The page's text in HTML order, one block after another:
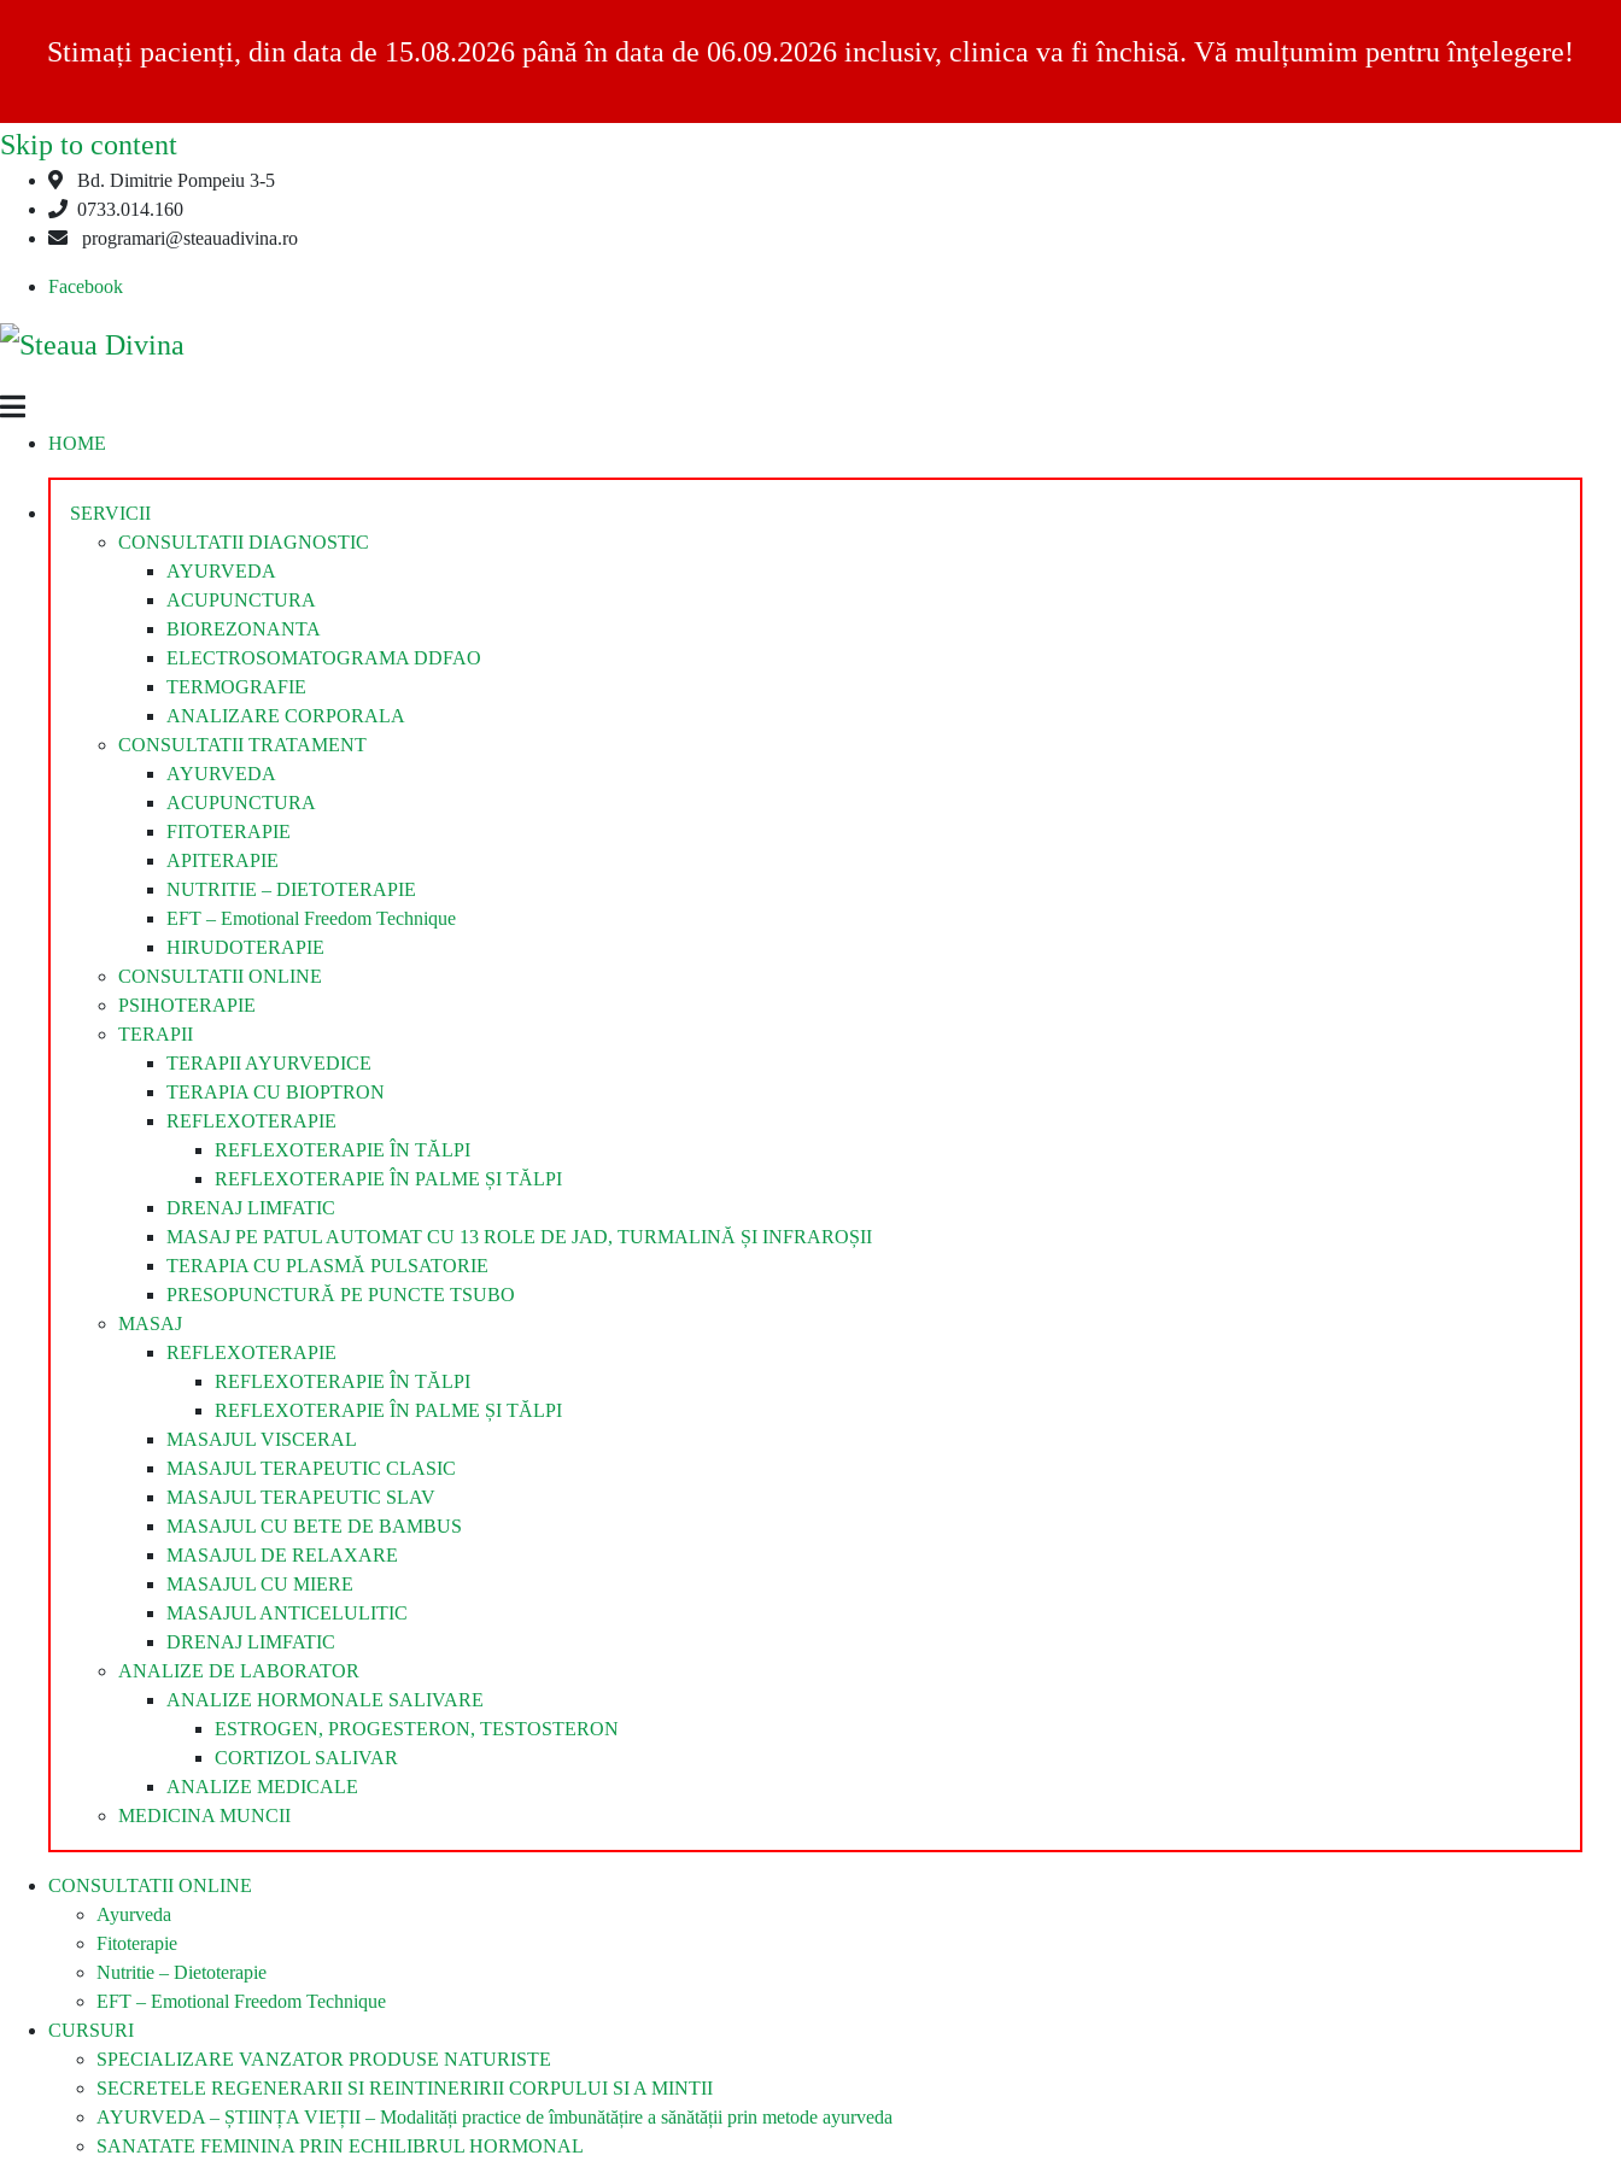
Stimați pacienți, din data de 15.08.2026 până în data de 06.09.2026 inclusiv, clinica va fi închisă. Vă mulțumim pentru înţelegere!
Skip to content
Bd. Dimitrie Pompeiu 3-5
0733.014.160
programari@steauadivina.ro
Facebook
Steaua
Divina
Clinica
SteauaHOME
SERVICII
CONSULTATII DIAGNOSTIC
AYURVEDA
ACUPUNCTURA
BIOREZONANTA
ELECTROSOMATOGRAMA DDFAO
TERMOGRAFIE
ANALIZARE CORPORALA
CONSULTATII TRATAMENT
AYURVEDA
ACUPUNCTURA
FITOTERAPIE
APITERAPIE
NUTRITIE – DIETOTERAPIE
EFT – Emotional Freedom Technique
HIRUDOTERAPIE
CONSULTATII ONLINE
PSIHOTERAPIE
TERAPII
TERAPII AYURVEDICE
TERAPIA CU BIOPTRON
REFLEXOTERAPIE
REFLEXOTERAPIE ÎN TĂLPI
REFLEXOTERAPIE ÎN PALME ȘI TĂLPI
DRENAJ LIMFATIC
MASAJ PE PATUL AUTOMAT CU 13 ROLE DE JAD, TURMALINĂ ȘI INFRAROȘII
TERAPIA CU PLASMĂ PULSATORIE
PRESOPUNCTURĂ PE PUNCTE TSUBO
MASAJ
REFLEXOTERAPIE
REFLEXOTERAPIE ÎN TĂLPI
REFLEXOTERAPIE ÎN PALME ȘI TĂLPI
MASAJUL VISCERAL
MASAJUL TERAPEUTIC CLASIC
MASAJUL TERAPEUTIC SLAV
MASAJUL CU BETE DE BAMBUS
MASAJUL DE RELAXARE
MASAJUL CU MIERE
MASAJUL ANTICELULITIC
DRENAJ LIMFATIC
ANALIZE DE LABORATOR
ANALIZE HORMONALE SALIVARE
ESTROGEN, PROGESTERON, TESTOSTERON
CORTIZOL SALIVAR
ANALIZE MEDICALE
MEDICINA MUNCII
CONSULTATII ONLINE
Ayurveda
Fitoterapie
Nutritie – Dietoterapie
EFT – Emotional Freedom Technique
CURSURI
SPECIALIZARE VANZATOR PRODUSE NATURISTE
SECRETELE REGENERARII SI REINTINERIRII CORPULUI SI A MINTII
AYURVEDA – ȘTIINȚA VIEȚII – Modalități practice de îmbunătățire a sănătății prin metode ayurveda
SANATATE FEMININA PRIN ECHILIBRUL HORMONAL